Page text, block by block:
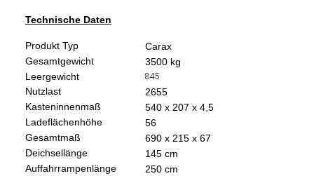
Technische Daten
Produkt Typ
Carax
Gesamtgewicht
3500 kg
Leergewicht
845
Nutzlast
2655
Kasteninnenmaß
540 x 207 x 4,5
Ladeflächenhöhe
56
Gesamtmaß
690 x 215 x 67
Deichsellänge
145 cm
Auffahrrampenlänge
250 cm